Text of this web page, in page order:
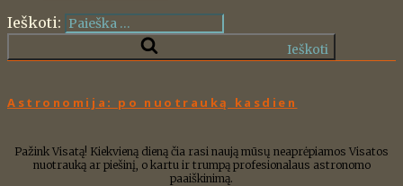
Ieškoti:
Ieškoti
Astronomija: po nuotrauką kasdien
Pažink Visatą! Kiekvieną dieną čia rasi naują mūsų neaprėpiamos Visatos
nuotrauką ar piešinį, o kartu ir trumpą profesionalaus astronomo
paaiškinimą.